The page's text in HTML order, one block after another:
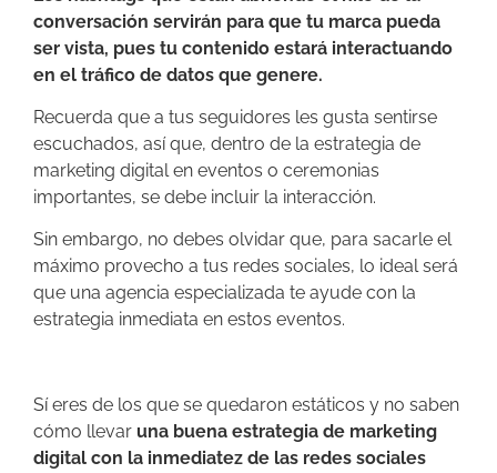
conversación servirán para que tu marca pueda
ser vista, pues tu contenido estará interactuando
en el tráfico de datos que genere.
Recuerda que a tus seguidores les gusta sentirse
escuchados, así que, dentro de la estrategia de
marketing digital en eventos o ceremonias
importantes, se debe incluir la interacción.
Sin embargo, no debes olvidar que, para sacarle el
máximo provecho a tus redes sociales, lo ideal será
que una agencia especializada te ayude con la
estrategia inmediata en estos eventos.
Sí eres de los que se quedaron estáticos y no saben
cómo llevar una buena estrategia de marketing
digital con la inmediatez de las redes sociales